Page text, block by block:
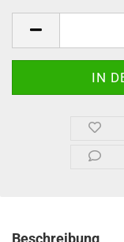
Beschreibung